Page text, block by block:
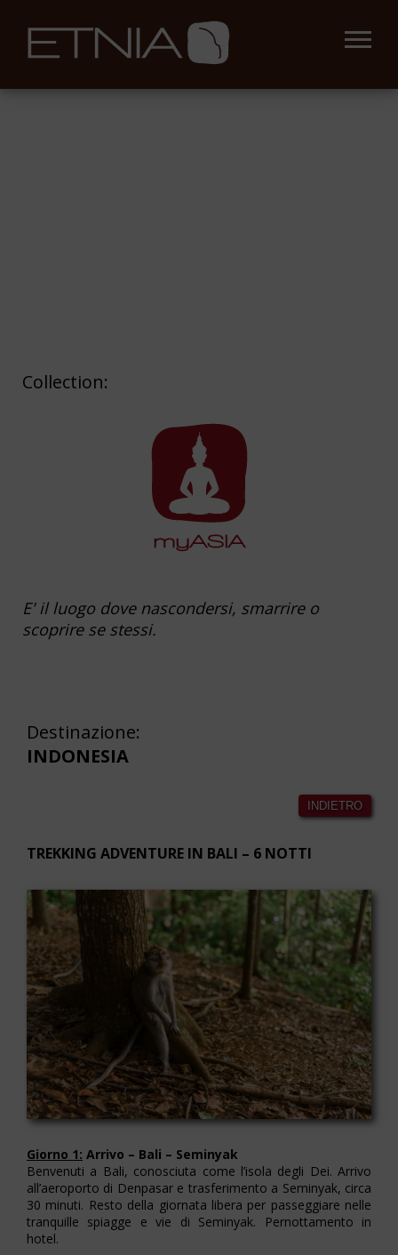
Collection:
E' il luogo dove nascondersi, smarrire o
scoprire se stessi.
Destinazione:
INDONESIA
INDIETRO
TREKKING ADVENTURE IN BALI – 6 NOTTI
Giorno 1: Arrivo – Bali – Seminyak
Benvenuti a Bali, conosciuta come l’isola degli Dei. Arrivo
all’aeroporto di Denpasar e trasferimento a Seminyak, circa
30 minuti. Resto della giornata libera per passeggiare nelle
tranquille spiagge e vie di Seminyak. Pernottamento in
hotel.